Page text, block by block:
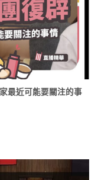
最近可能要關注的事